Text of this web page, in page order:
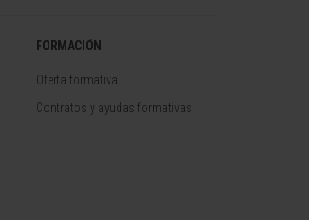
FORMACIÓN
Oferta formativa
Contratos y ayudas formativas